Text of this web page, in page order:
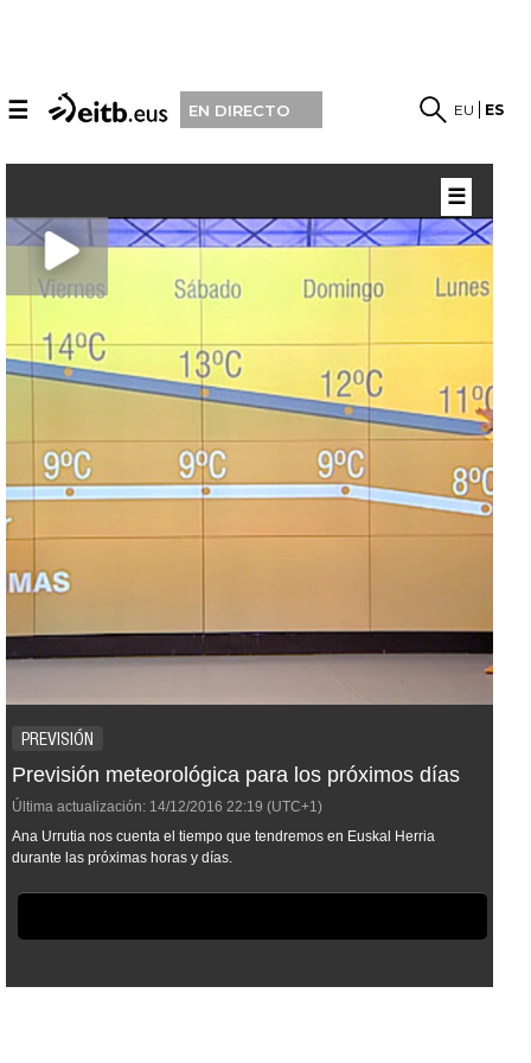
☰ EN DIRECTO EU ES
PREVISIÓN
Previsión meteorológica para los próximos días
Última actualización: 14/12/2016 22:19 (UTC+1)
Ana Urrutia nos cuenta el tiempo que tendremos en Euskal Herria
durante las próximas horas y días.
☰